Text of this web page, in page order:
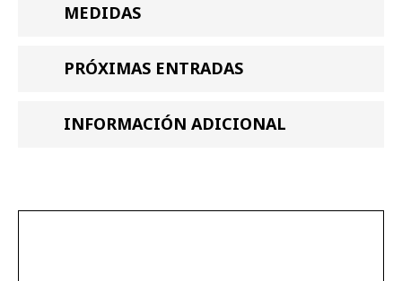
MEDIDAS
PRÓXIMAS ENTRADAS
INFORMACIÓN ADICIONAL